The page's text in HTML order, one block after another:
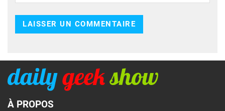
À PROPOS